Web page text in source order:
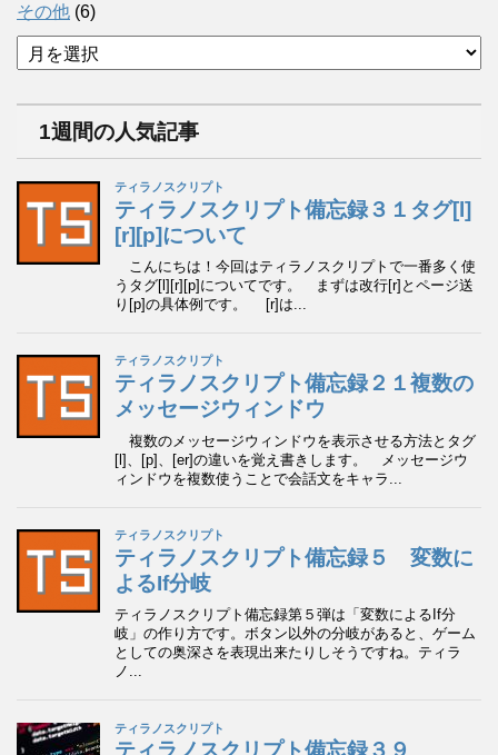
その他 (6)
ア
ー
1週間の人気記事